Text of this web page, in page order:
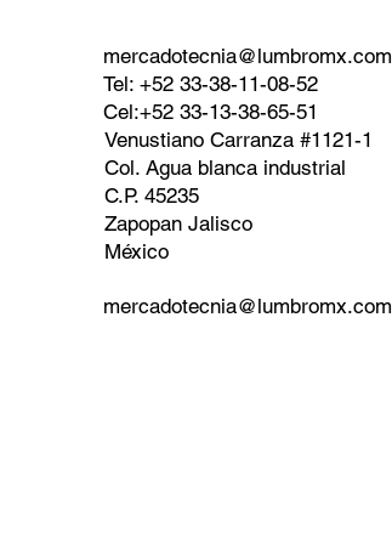
mercadotecnia@lumbromx.com
Tel: +52 33-38-11-08-52
Cel:+52 33-13-38-65-51
Venustiano Carranza #1121-1
Col. Agua blanca industrial
C.P. 45235
Zapopan Jalisco
México
mercadotecnia@lumbromx.com